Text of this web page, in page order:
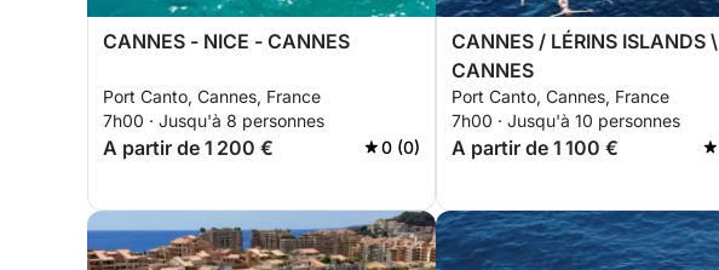
CANNES - NICE - CANNES
Port Canto, Cannes, France
7h00 · Jusqu'à 8 personnes
A partir de 1 200 € 0 (0)
CANNES / LÉRINS ISLANDS \
CANNES
Port Canto, Cannes, France
7h00 · Jusqu'à 10 personnes
A partir de 1 100 €